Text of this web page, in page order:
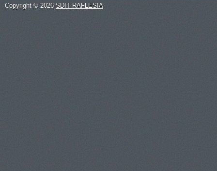
Copyright © 2026 SDIT RAFLESIA